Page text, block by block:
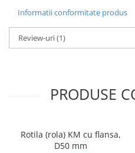
Informatii conformitate produs
Review-uri(1)
PRODUSE
Rotila (rola) KM cu flansa,
D50 mm